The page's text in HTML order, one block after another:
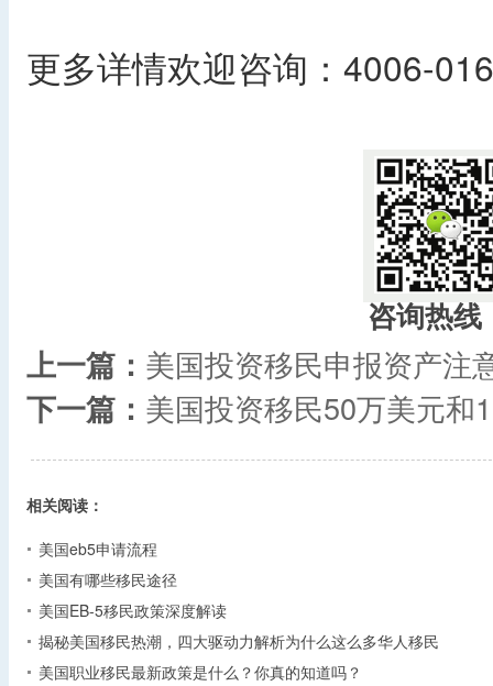
更多详情欢迎咨询：4006-
咨询热线
上一篇： 美国投资移民申报资产注
下一篇： 美国投资移民50万美元和
相关阅读：
美国eb5申请流程
美国有哪些移民途径
美国EB-5移民政策深度解读
揭秘美国移民热潮，四大驱动力解析为什么这么多华人移民
美国职业移民最新政策是什么？你真的知道吗？